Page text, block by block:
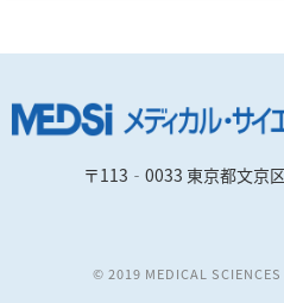
〒113‐0033 東京都文京
© 2019 MEDICAL